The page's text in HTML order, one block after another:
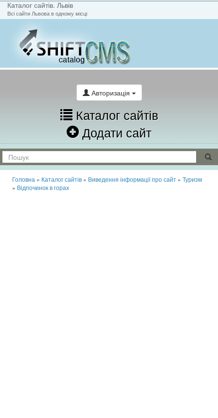
Каталог сайтів. Львів
Всі сайти Львова в одному місці
Авторизація
Каталог сайтів
Додати сайт
Головна » Каталог сайтів » Виведення інформації про сайт » Туризм
» Відпочинок в горах